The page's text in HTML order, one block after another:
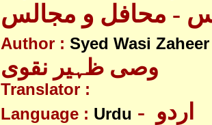
- محافل و مجالس
Author : Syed Wasi
وصی ظہیر نقوی
Translator :
Language : Urdu